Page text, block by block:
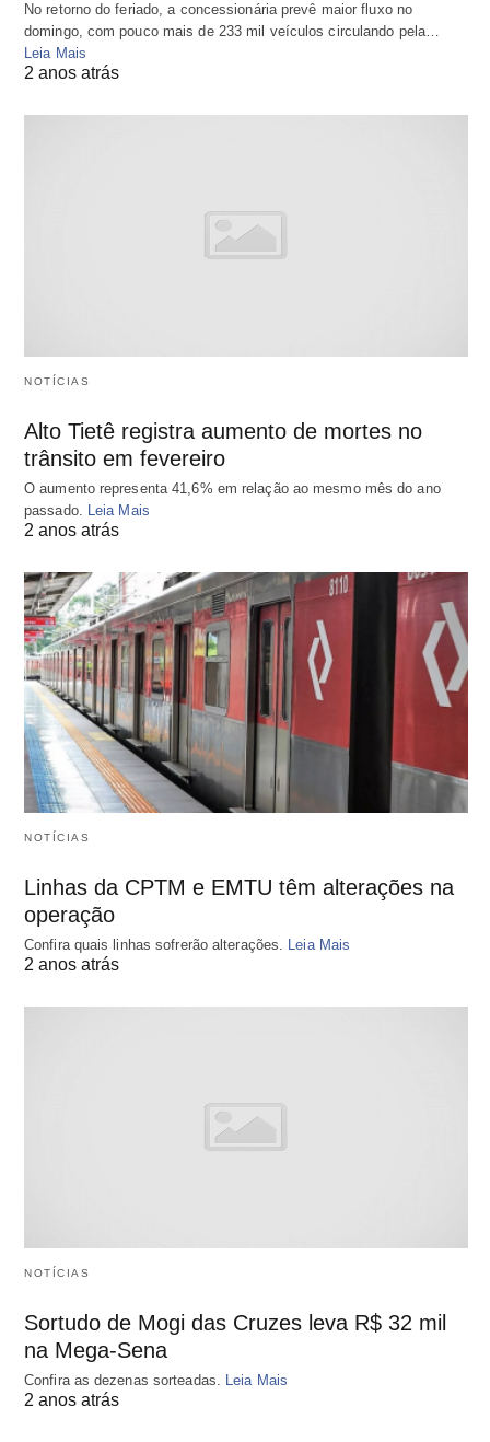
No retorno do feriado, a concessionária prevê maior fluxo no
domingo, com pouco mais de 233 mil veículos circulando pela…
Leia Mais
2 anos atrás
NOTÍCIAS
Alto Tietê registra aumento de mortes no
trânsito em fevereiro
O aumento representa 41,6% em relação ao mesmo mês do ano
passado.
Leia Mais
2 anos atrás
NOTÍCIAS
Linhas da CPTM e EMTU têm alterações na
operação
Confira quais linhas sofrerão alterações. Leia Mais
2 anos atrás
NOTÍCIAS
Sortudo de Mogi das Cruzes leva R$ 32 mil
na Mega-Sena
Confira as dezenas sorteadas. Leia Mais
2 anos atrás